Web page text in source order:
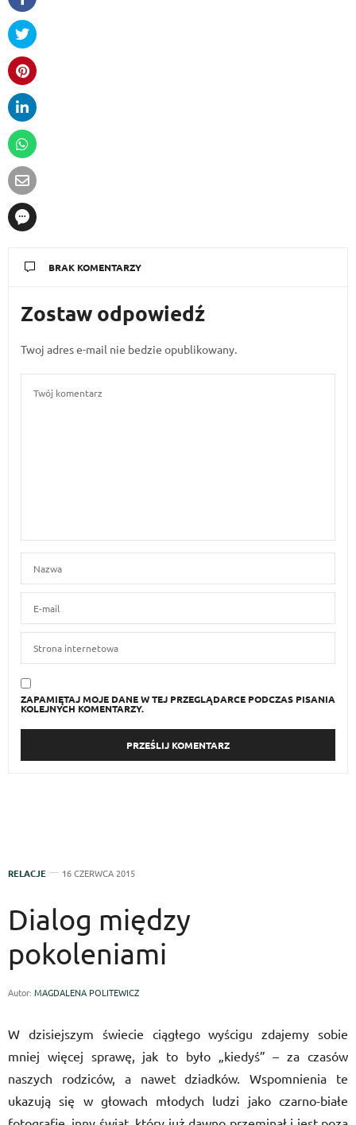
BRAK KOMENTARZY
Zostaw odpowiedź
Twoj adres e-mail nie bedzie opublikowany.
ZAPAMIĘTAJ MOJE DANE W TEJ PRZEGLĄDARCE PODCZAS PISANIA
KOLEJNYCH KOMENTARZY.
RELACJE 16 CZERWCA 2015
Dialog między
pokoleniami
Autor: MAGDALENA POLITEWICZ
W dzisiejszym świecie ciągłego wyścigu zdajemy sobie
mniej więcej sprawę, jak to było „kiedyś” – za czasów
naszych rodziców, a nawet dziadków. Wspomnienia te
ukazują się w głowach młodych ludzi jako czarno-białe